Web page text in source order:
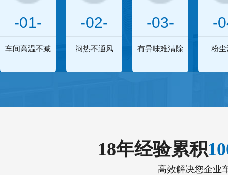
-01-
车间高温不减
-02-
闷热不通风
-03-
有异味难清除
-
粉尘
18年经验累积
高效解决您企业